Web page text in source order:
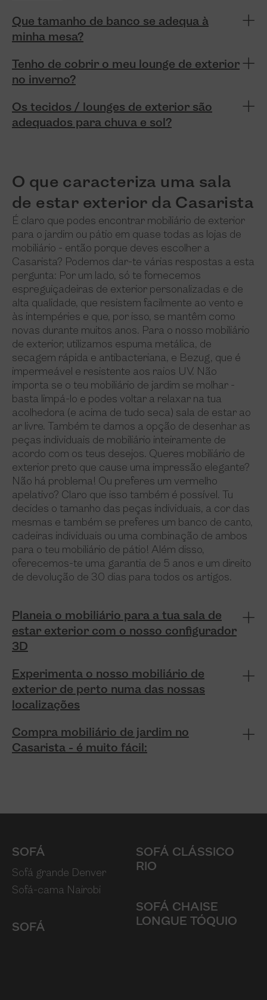
Que tamanho de banco se adequa à
minha mesa?
Tenho de cobrir o meu lounge de exterior
no inverno?
Os tecidos / lounges de exterior são
adequados para chuva e sol?
O que caracteriza uma sala
de estar exterior da Casarista
É claro que podes encontrar mobiliário de exterior
para o jardim ou pátio em quase todas as lojas de
mobiliário - então porque deves escolher a
Casarista? Podemos dar-te várias respostas a esta
pergunta: Por um lado, só te fornecemos
espreguiçadeiras de exterior personalizadas e de
alta qualidade, que resistem facilmente ao vento e
às intempéries e que, por isso, se mantêm como
novas durante muitos anos. Para o nosso mobiliário
de exterior, utilizamos espuma metálica, de
secagem rápida e antibacteriana, e Bezug, que é
impermeável e resistente aos raios UV. Não
importa se o teu mobiliário de jardim se molhar -
basta limpá-lo e podes voltar a relaxar na tua
acolhedora (e acima de tudo seca) sala de estar ao
ar livre. Também te damos a opção de desenhar as
peças individuais de mobiliário inteiramente de
acordo com os teus desejos. Queres mobiliário de
exterior preto que cause uma impressão elegante?
Não há problema! Ou preferes um vermelho
apelativo? Claro que isso também é possível. Tu
decides o tamanho das peças individuais, a cor das
mesmas e também se preferes um banco de canto,
cadeiras individuais ou uma combinação de ambos
para o teu mobiliário de pátio! Além disso,
oferecemos-te uma garantia de 5 anos e um direito
de devolução de 30 dias para todos os artigos.
Planeia o mobiliário para a tua sala de
estar exterior com o nosso configurador
3D
Experimenta o nosso mobiliário de
exterior de perto numa das nossas
localizações
Compra mobiliário de jardim no
Casarista - é muito fácil:
SOFÁ
Sofá grande Denver
Sofá-cama Nairobi
SOFÁ
SOFÁ CLÁSSICO
RIO
SOFÁ CHAISE
LONGUE TÓQUIO